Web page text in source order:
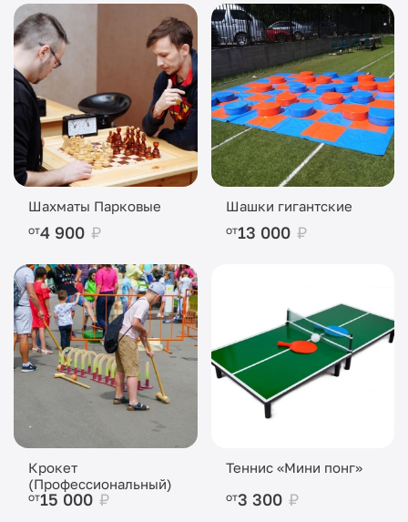
Шахматы Парковые
от4 900 ₽
Шашки гигантские
от13 000 ₽
Крокет
(Профессиональный)
от15 000 ₽
Теннис «Мини понг»
от3 300 ₽